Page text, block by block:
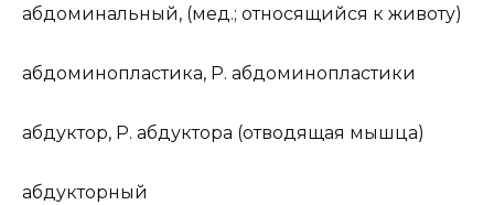
абдоминальный, (мед.; относящийся к животу)
абдоминопластика, Р. абдоминопластики
абдуктор, Р. абдуктора (отводящая мышца)
абдукторный